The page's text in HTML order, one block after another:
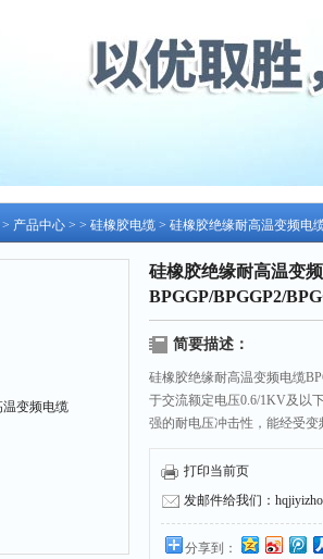
> 产品中心 > > 硅橡胶电缆 > 硅橡胶绝缘耐高温变频电
硅橡胶绝缘耐高温变
BPGGP/BPGGP2/
简要描述：
硅橡胶绝缘耐高温变频电缆
于交流额定电压0.6/1KV及以
强的耐电压冲击性，能经受
消除电磁干扰，降低变频电
石化等行业。
打印当前页
发邮件给我们：
分享到：